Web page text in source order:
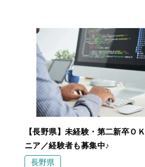
【長野県】未経験・第二新卒Ｏ
ニア／経験者も募集中♪
長野県